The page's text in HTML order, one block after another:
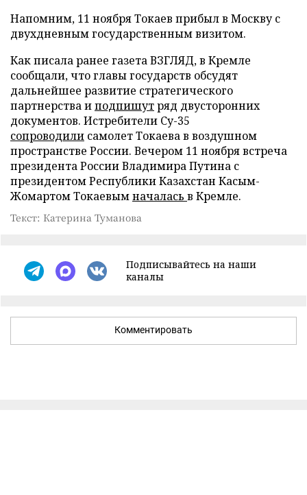
Напомним, 11 ноября Токаев прибыл в Москву с
двухдневным государственным визитом.
Как писала ранее газета ВЗГЛЯД, в Кремле
сообщали, что главы государств обсудят
дальнейшее развитие стратегического
партнерства иподпишутряд двусторонних
документов. Истребители Су-35
сопроводили самолет Токаева в воздушном
пространстве России. Вечером 11 ноября встреча
президента России Владимира Путина с
президентом Республики Казахстан Касым-
Жомартом Токаевымначалась в Кремле.
Текст: Катерина Туманова
Подписывайтесь на наши
каналы
Комментировать